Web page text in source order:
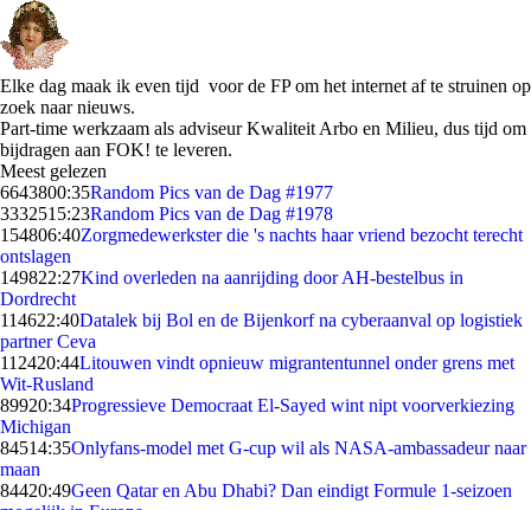
Elke dag maak ik even tijd voor de FP om het internet af te struinen op
zoek naar nieuws.
Part-time werkzaam als adviseur Kwaliteit Arbo en Milieu, dus tijd om
bijdragen aan FOK! te leveren.
Meest gelezen
6643800:35Random Pics van de Dag #1977
3332515:23Random Pics van de Dag #1978
154806:40Zorgmedewerkster die 's nachts haar vriend bezocht terecht
ontslagen
149822:27Kind overleden na aanrijding door AH-bestelbus in
Dordrecht
114622:40Datalek bij Bol en de Bijenkorf na cyberaanval op logistiek
partner Ceva
112420:44Litouwen vindt opnieuw migrantentunnel onder grens met
Wit-Rusland
89920:34Progressieve Democraat El-Sayed wint nipt voorverkiezing
Michigan
84514:35Onlyfans-model met G-cup wil als NASA-ambassadeur naar
maan
84420:49Geen Qatar en Abu Dhabi? Dan eindigt Formule 1-seizoen